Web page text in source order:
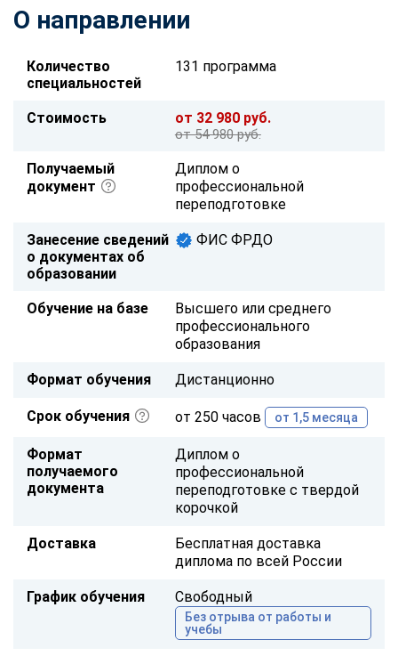
О направлении
Количество
специальностей
131 программа
Стоимость от 32 980 руб.
от 54 980 руб.
Получаемый
документ
Диплом о
профессиональной
переподготовке
Занесение сведений
о документах об
образовании
ФИС ФРДО
Обучение на базе
Высшего или среднего
профессионального
образования
Формат обучения Дистанционно
Срок обучения от 250 часов от 1,5 месяца
Формат
получаемого
документа
Диплом о
профессиональной
переподготовке с твердой
корочкой
Доставка
Бесплатная доставка
диплома по всей России
График обучения Свободный
Без отрыва от работы и
учебы